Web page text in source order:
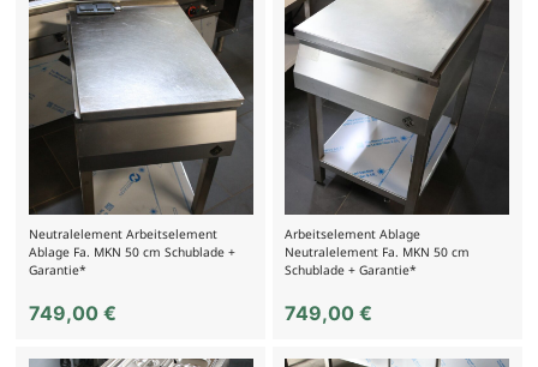
Neutralelement Arbeitselement
Ablage Fa. MKN 50 cm Schublade +
Garantie*
749,00 €
Arbeitselement Ablage
Neutralelement Fa. MKN 50 cm
Schublade + Garantie*
749,00€